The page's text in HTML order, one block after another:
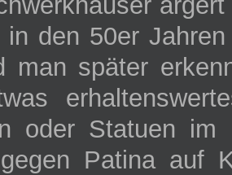
in den 50er
man später
oder Statuen
Patina auf